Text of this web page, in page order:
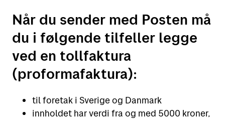
Når du sender med Posten må
du i følgende tilfeller legge
ved en tollfaktura
(proformafaktura):
til foretak i Sverige og Danmark
innholdet har verdi fra og med 5000 kroner,